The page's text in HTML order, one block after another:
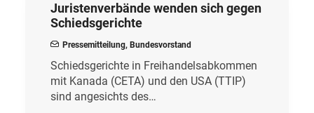
Juristenverbände wenden sich gegen
Schiedsgerichte
Pressemitteilung, Bundesvorstand
Schiedsgerichte in Freihandelsabkommen
mit Kanada (CETA) und den USA (TTIP)
sind angesichts des…